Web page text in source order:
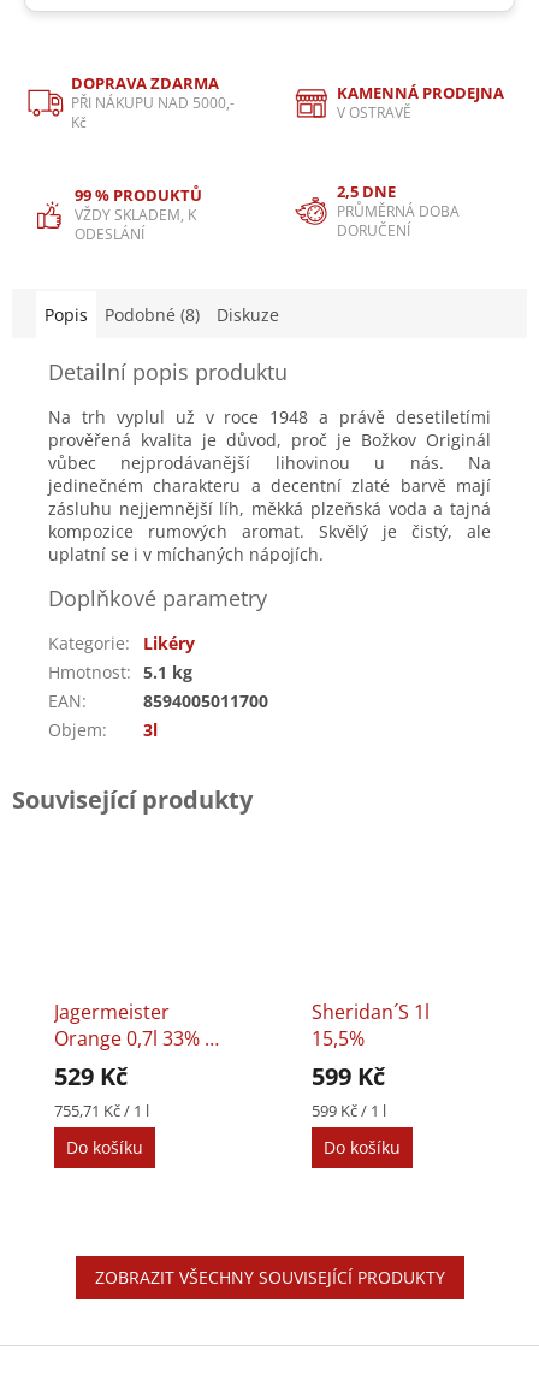
DOPRAVA ZDARMA
PŘI NÁKUPU NAD 5000,-
Kč
KAMENNÁ PRODEJNA
V OSTRAVĚ
99 % PRODUKTŮ
VŽDY SKLADEM, K
ODESLÁNÍ
2,5 DNE
PRŮMĚRNÁ DOBA
DORUČENÍ
Popis Podobné (8) Diskuze
Detailní popis produktu
Na trh vyplul už v roce 1948 a právě desetiletími
prověřená kvalita je důvod, proč je Božkov Originál
vůbec nejprodávanější lihovinou u nás. Na
jedinečném charakteru a decentní zlaté barvě mají
zásluhu nejjemnější líh, měkká plzeňská voda a tajná
kompozice rumových aromat. Skvělý je čistý, ale
uplatní se i v míchaných nápojích.
Doplňkové parametry
Kategorie:
Likéry
Hmotnost: 5.1 kg
EAN:
8594005011700
Objem: 3l
Související produkty
Jagermeister
Orange 0,7l 33% +
2 Skleničky
529 Kč
Měrná
cena:
755,71 Kč / 1 l
Do košíku
Sheridan´s 1l
15,5%
599 Kč
Měrná
cena:
599 Kč / 1 l
Do košíku
ZOBRAZIT VŠECHNY SOUVISEJÍCÍ PRODUKTY